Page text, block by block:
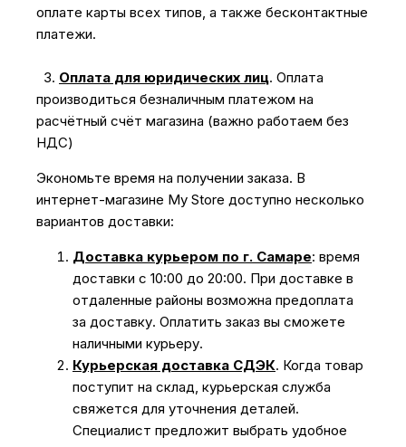
оплате карты всех типов, а также бесконтактные
платежи.
3. Оплата для юридических лиц. Оплата
производиться безналичным платежом на
расчётный счёт магазина (важно работаем без
НДС)
Экономьте время на получении заказа. В
интернет-магазине My Store доступно несколько
вариантов доставки:
Доставка курьером по г. Самаре: время
доставки с 10:00 до 20:00. При доставке в
отдаленные районы возможна предоплата
за доставку. Оплатить заказ вы сможете
наличными курьеру.
Курьерская доставка СДЭК. Когда товар
поступит на склад, курьерская служба
свяжется для уточнения деталей.
Специалист предложит выбрать удобное